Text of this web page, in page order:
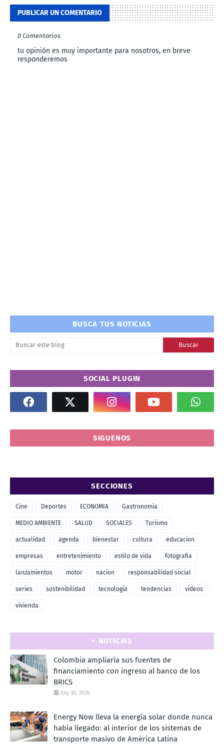
PUBLICAR UN COMENTARIO
0 Comentarios
tu opinión es muy importante para nosotros, en breve
responderemos
BUSCA TUS NOTICIAS
SOCIAL PLUGIN
SIGUENOS
SECCIONES
Cine Deportes ECONOMIA Gastronomia
MEDIO AMBIENTE SALUD SOCIALES Turismo
actualidad agenda bienestar cultura educacion
empresas entretenimiento estilo de vida fotografia
lanzamientos motor nacion responsabilidad social
series sostenibilidad tecnologia tendencias videos
vivienda
+ NOTICIAS
Colombia ampliaría sus fuentes de
financiamiento con ingreso al banco de los
BRICS
July 30, 2026
Energy Now lleva la energía solar donde nunca
había llegado: al interior de los sistemas de
transporte masivo de América Latina